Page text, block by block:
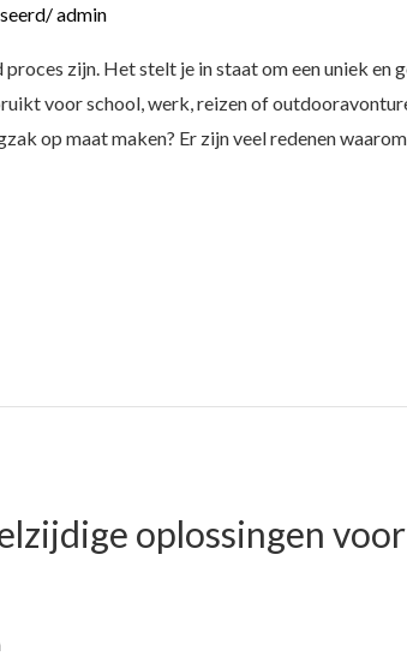
/admin
proces zijn. Het stelt je in staat om een uniek
voor school, werk, reizen of
op maat maken? Er zijn veel redenen waarom
oplossingen